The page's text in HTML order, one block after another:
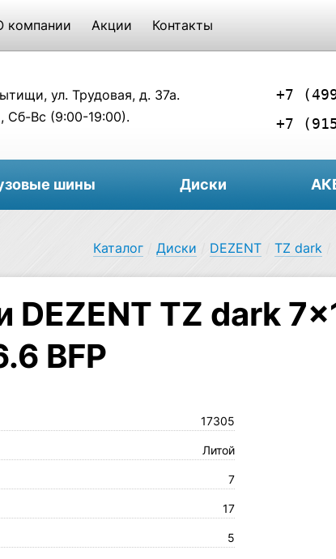
компании Акции Контакты
ул. Трудовая, д. 37а.
Сб-Вс (9:00-19:00).
+7
+7
шины Диски
Каталог Диски DEZENT TZ dark
DEZENT TZ dark
BFP
17305
Литой
7
17
5